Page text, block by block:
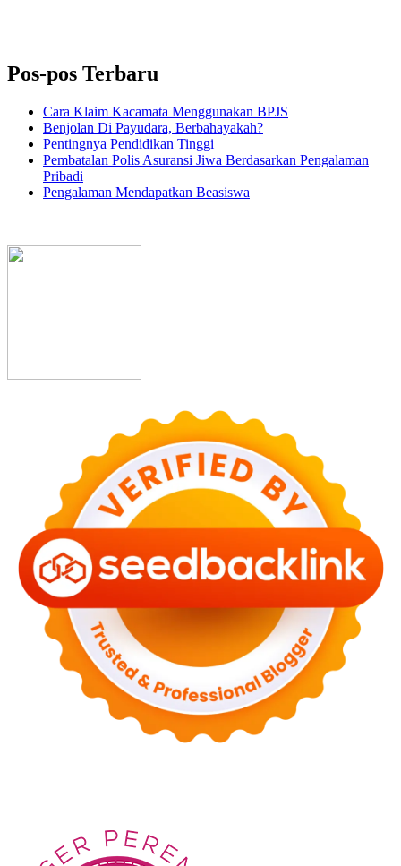
Pos-pos Terbaru
Cara Klaim Kacamata Menggunakan BPJS
Benjolan Di Payudara, Berbahayakah?
Pentingnya Pendidikan Tinggi
Pembatalan Polis Asuransi Jiwa Berdasarkan Pengalaman
Pribadi
Pengalaman Mendapatkan Beasiswa